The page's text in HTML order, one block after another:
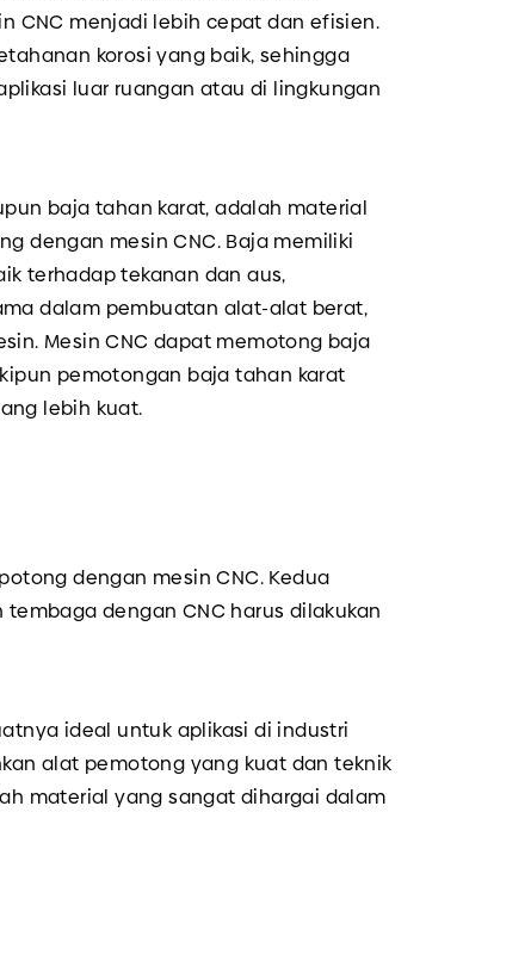
CNC menjadi lebih cepat dan efisien.
korosi yang baik, sehingga
luar ruangan atau di lingkungan
baja tahan karat, adalah material
dengan mesin CNC. Baja memiliki
terhadap tekanan dan aus,
dalam pembuatan alat-alat berat,
Mesin CNC dapat memotong baja
pemotongan baja tahan karat
lebih kuat.
dengan mesin CNC. Kedua
dengan CNC harus dilakukan
ideal untuk aplikasi di industri
alat pemotong yang kuat dan teknik
material yang sangat dihargai dalam